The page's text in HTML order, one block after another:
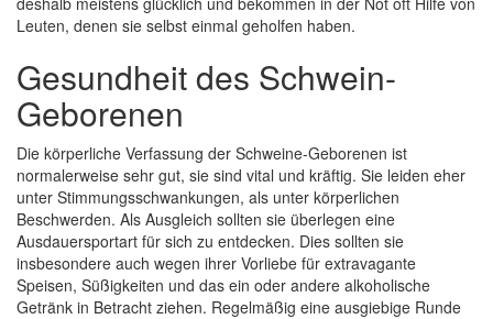
Leuten, denen sie selbst einmal geholfen haben.
Gesundheit des Schwein-
Geborenen
Die körperliche Verfassung der Schweine-Geborenen ist
normalerweise sehr gut, sie sind vital und kräftig. Sie leiden eher
unter Stimmungsschwankungen, als unter körperlichen
Beschwerden. Als Ausgleich sollten sie überlegen eine
Ausdauersportart für sich zu entdecken. Dies sollten sie
insbesondere auch wegen ihrer Vorliebe für extravagante
Speisen, Süßigkeiten und das ein oder andere alkoholische
Getränk in Betracht ziehen. Regelmäßig eine ausgiebige Runde